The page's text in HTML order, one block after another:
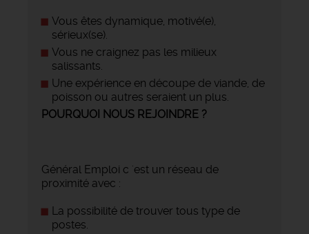
Vous êtes dynamique, motivé(e),
sérieux(se).
Vous ne craignez pas les milieux
salissants.
Une expérience en découpe de viande, de
poisson ou autres seraient un plus.
POURQUOI NOUS REJOINDRE ?
Général Emploi c 'est un réseau de
proximité avec :
La possibilité de trouver tous type de
postes.